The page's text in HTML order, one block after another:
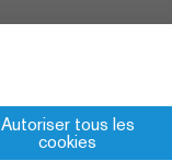
Autoriser tous les
cookies